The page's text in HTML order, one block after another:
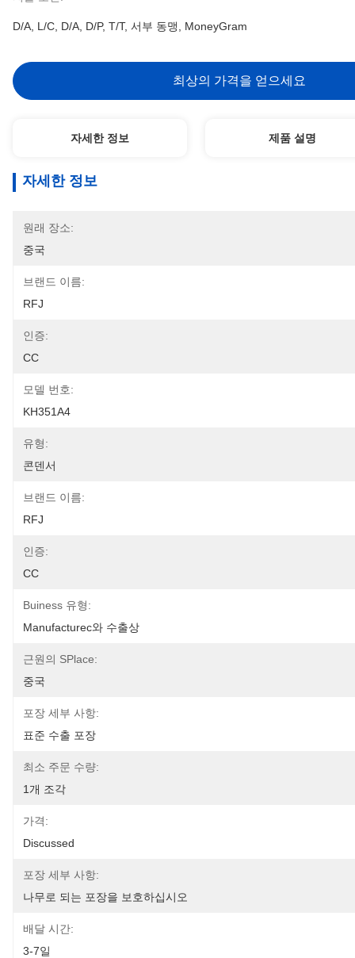
D/A, L/C, D/A, D/P, T/T, 서부 동맹, MoneyGram
최상의 가격을 얻으세요
자세한 정보 제품 설명
자세한 정보
원래 장소:
중국
브랜드 이름:
RFJ
인증:
CC
모델 번호:
KH351A4
유형:
콘덴서
브랜드 이름:
RFJ
인증:
CC
Buiness 유형:
Manufacturec와 수출상
근원의 SPlace:
중국
포장 세부 사항:
표준 수출 포장
최소 주문 수량:
1개 조각
가격:
Discussed
포장 세부 사항:
나무로 되는 포장을 보호하십시오
배달 시간:
3-7일